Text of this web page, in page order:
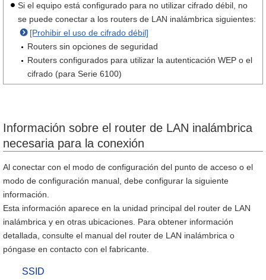
Si el equipo está configurado para no utilizar cifrado débil, no
se puede conectar a los routers de LAN inalámbrica siguientes:
[Prohibir el uso de cifrado débil]
Routers sin opciones de seguridad
Routers configurados para utilizar la autenticación WEP o el
cifrado (para Serie 6100)
Información sobre el router de LAN inalámbrica
necesaria para la conexión
Al conectar con el modo de configuración del punto de acceso o el
modo de configuración manual, debe configurar la siguiente
información.
Esta información aparece en la unidad principal del router de LAN
inalámbrica y en otras ubicaciones. Para obtener información
detallada, consulte el manual del router de LAN inalámbrica o
póngase en contacto con el fabricante.
SSID